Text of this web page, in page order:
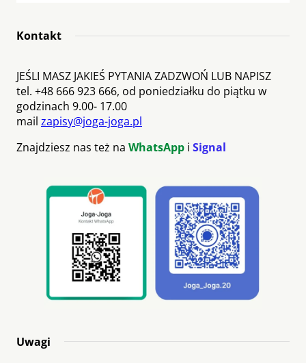
Kontakt
JEŚLI MASZ JAKIEŚ PYTANIA ZADZWOŃ LUB NAPISZ
tel. +48 666 923 666, od poniedziałku do piątku w
godzinach 9.00- 17.00
mail zapisy@joga-joga.pl
Znajdziesz nas też na WhatsApp i Signal
Uwagi